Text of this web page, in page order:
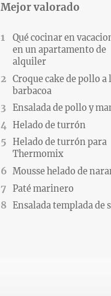
Mejor valorado
Qué cocinar en
en un apartamento de
alquiler
Croque cake de pollo a
barbacoa
Ensalada de pollo y
Helado de turrón
Helado de turrón para
Thermomix
Mousse helado de
Paté marinero
Ensalada templada de